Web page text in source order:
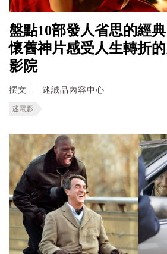
盤點10部發人省思的經
懷舊神片感受人生轉折
影院
撰文 迷誠品內容中心
迷電影